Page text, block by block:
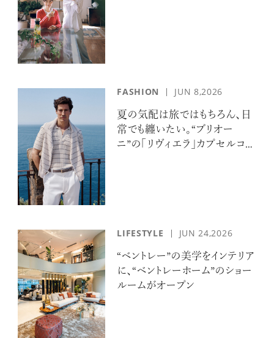
FASHION JUN 8,2026
夏の気配は旅ではもちろん、日
常でも纏いたい。“ブリオー
ニ”の「リヴィエラ」カプセルコレ
LIFESTYLE JUN 24,2026
“ベントレー”の美学をインテリア
に、“ベントレーホーム”のショー
ルームがオープン